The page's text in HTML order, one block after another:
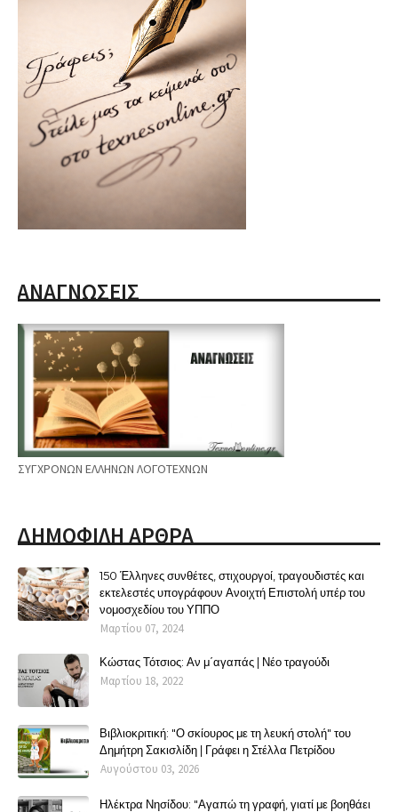
ΑΝΑΓΝΩΣΕΙΣ
ΣΥΓΧΡΟΝΩΝ ΕΛΛΗΝΩΝ ΛΟΓΟΤΕΧΝΩΝ
ΔΗΜΟΦΙΛΗ ΑΡΘΡΑ
150 Έλληνες συνθέτες, στιχουργοί, τραγουδιστές και
εκτελεστές υπογράφουν Ανοιχτή Επιστολή υπέρ του
νομοσχεδίου του ΥΠΠΟ
Μαρτίου 07, 2024
Κώστας Τότσιος: Αν μ΄αγαπάς | Νέο τραγούδι
Μαρτίου 18, 2022
Βιβλιοκριτική: "Ο σκίουρος με τη λευκή στολή" του
Δημήτρη Σακισλίδη | Γράφει η Στέλλα Πετρίδου
Αυγούστου 03, 2026
Ηλέκτρα Νησίδου: "Αγαπώ τη γραφή, γιατί με βοηθάει